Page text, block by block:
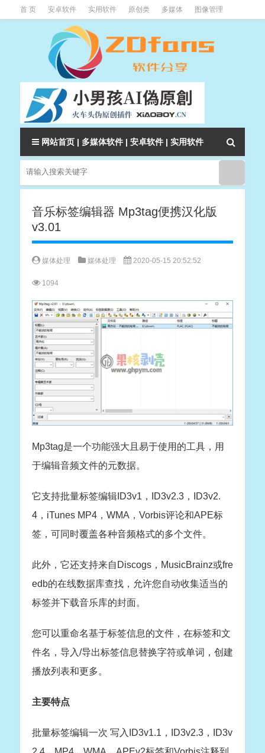
首 页 安卓软件 实用软件 原创类 多媒体 图像管理
下载类
网站首页 | 多媒体软件 | 安卓软件 | 实用软件
音乐标签编辑器 Mp3tag便携汉化版
v3.01
媒体处理 媒体处理 2020-05-15 20:52:52
1094
Mp3tag是一个功能强大且易于使用的工具，用
于编辑音频文件的元数据。
它支持批量标签编辑ID3v1，ID3v2.3，ID3v2.
4，iTunes MP4，WMA，Vorbis评论和APE标
签，可同时覆盖各种音频格式的多个文件。
此外，它还支持来自Discogs，MusicBrainz或fre
edb的在线数据库查找，允许您自动收集适当的
标签并下载音乐库的封面。
您可以重命名基于标签信息的文件，在标签和文
件名，导入/导出标签信息替换字符或单词，创建
播放列表和更多。
主要特点
批量标签编辑一次 写入ID3v1.1，ID3v2.3，ID3v